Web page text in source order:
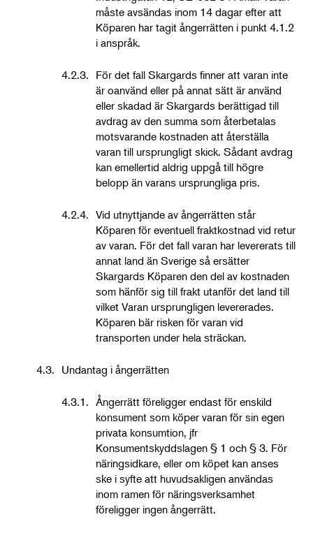
måste avsändas inom 14 dagar efter att
Köparen har tagit ångerrätten i punkt 4.1.2
i anspråk.
4.2.3. För det fall Skargards finner att varan inte
är oanvänd eller på annat sätt är använd
eller skadad är Skargards berättigad till
avdrag av den summa som återbetalas
motsvarande kostnaden att återställa
varan till ursprungligt skick. Sådant avdrag
kan emellertid aldrig uppgå till högre
belopp än varans ursprungliga pris.
4.2.4. Vid utnyttjande av ångerrätten står
Köparen för eventuell fraktkostnad vid retur
av varan. För det fall varan har levererats till
annat land än Sverige så ersätter
Skargards Köparen den del av kostnaden
som hänför sig till frakt utanför det land till
vilket Varan ursprungligen levererades.
Köparen bär risken för varan vid
transporten under hela sträckan.
4.3. Undantag i ångerrätten
4.3.1. Ångerrätt föreligger endast för enskild
konsument som köper varan för sin egen
privata konsumtion, jfr
Konsumentskyddslagen § 1 och § 3. För
näringsidkare, eller om köpet kan anses
ske i syfte att huvudsakligen användas
inom ramen för näringsverksamhet
föreligger ingen ångerrätt.